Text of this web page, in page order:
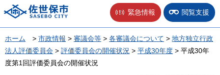
佐世保市 緊急情報 閲覧支援
ホーム > 市政情報 > 審議会等 > 各審議会について > 地方独立行政
法人評価委員会 > 評価委員会の開催状況 > 平成30年度 > 平成30年
度第1回評価委員会の開催状況